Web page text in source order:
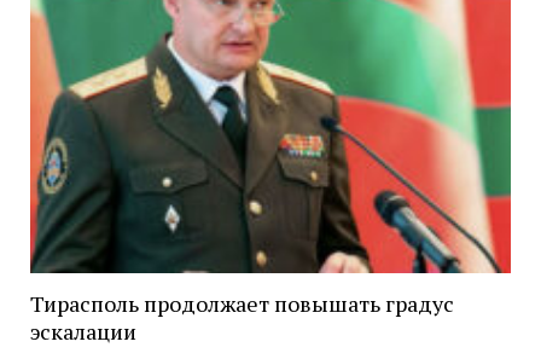
Тирасполь продолжает повышать градус
эскалации